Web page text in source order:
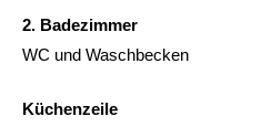
2. Badezimmer
WC und Waschbecken
Küchenzeile